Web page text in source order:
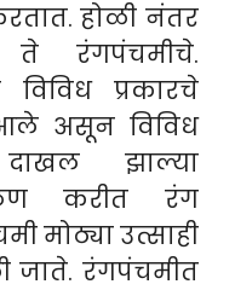
होळी नंतर
रंगपंचमीचे.
विविध प्रकारचे
आले असून विविध
झाल्या
करीत रंग
मोठ्या उत्साही
जाते. रंगपंचमीत